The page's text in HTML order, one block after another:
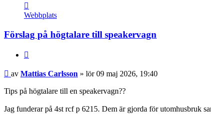
Mattias
Carlsson
Webbplats
Förslag på högtalare till speakervagn
Inlägg
av Mattias Carlsson » lör 09 maj 2026, 19:40
Tips på högtalare till en speakervagn??
Jag funderar på 4st rcf p 6215. Dem är gjorda för utomhusbruk